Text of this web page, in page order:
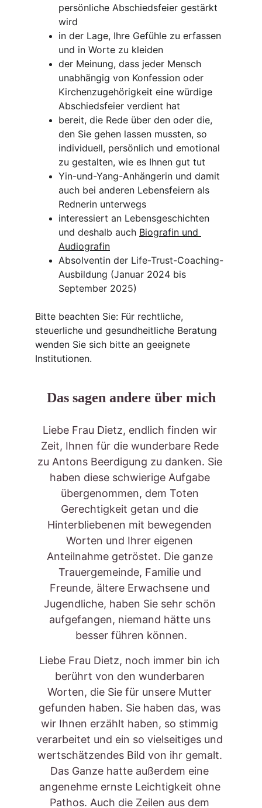
persönliche Abschiedsfeier gestärkt
wird
in der Lage, Ihre Gefühle zu erfassen
und in Worte zu kleiden
der Meinung, dass jeder Mensch
unabhängig von Konfession oder
Kirchenzugehörigkeit eine würdige
Abschiedsfeier verdient hat
bereit, die Rede über den oder die,
den Sie gehen lassen mussten, so
individuell, persönlich und emotional
zu gestalten, wie es Ihnen gut tut
Yin-und-Yang-Anhängerin und damit
auch bei anderen Lebensfeiern als
Rednerin unterwegs
interessiert an Lebensgeschichten
und deshalb auch Biografin und
Audiografin
Absolventin der Life-Trust-Coaching-
Ausbildung (Januar 2024 bis
September 2025)
Bitte beachten Sie: Für rechtliche,
steuerliche und gesundheitliche Beratung
wenden Sie sich bitte an geeignete
Institutionen.​
Das sagen andere über mich
Liebe Frau Dietz, endlich finden wir
Zeit, Ihnen für die wunderbare Rede
zu Antons Beerdigung zu danken. Sie
haben diese schwierige Aufgabe
übergenommen, dem Toten
Gerechtigkeit getan und die
Hinterbliebenen mit bewegenden
Worten und Ihrer eigenen
Anteilnahme getröstet. Die ganze
Trauergemeinde, Familie und
Freunde, ältere Erwachsene und
Jugendliche, haben Sie sehr schön
aufgefangen, niemand hätte uns
besser führen können.
Liebe Frau Dietz, noch immer bin ich
berührt von den wunderbaren
Worten, die Sie für unsere Mutter
gefunden haben. Sie haben das, was
wir Ihnen erzählt haben, so stimmig
verarbeitet und ein so vielseitiges und
wertschätzendes Bild von ihr gemalt.
Das Ganze hatte außerdem eine
angenehme ernste Leichtigkeit ohne
Pathos. Auch die Zeilen aus dem